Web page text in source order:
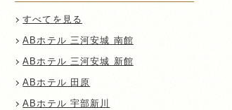
すべてを見る
ABホテル 三河安城 南館
ABホテル 三河安城 新館
ABホテル 田原
ABホテル 宇部新川